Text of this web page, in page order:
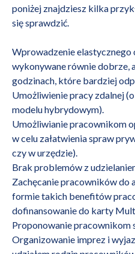
poniżej znajdziesz kilka
się sprawdzić.
Wprowadzenie elastycznego
wykonywane równie dobrze,
godzinach, które bardziej
Umożliwienie pracy zdalnej
modelu hybrydowym).
Umożliwianie pracownikom
w celu załatwienia spraw
czy w urzędzie).
Brak problemów z
Zachęcanie pracowników do
formie takich benefitów
dofinansowanie do karty
Proponowanie pracownikom
Organizowanie imprez i